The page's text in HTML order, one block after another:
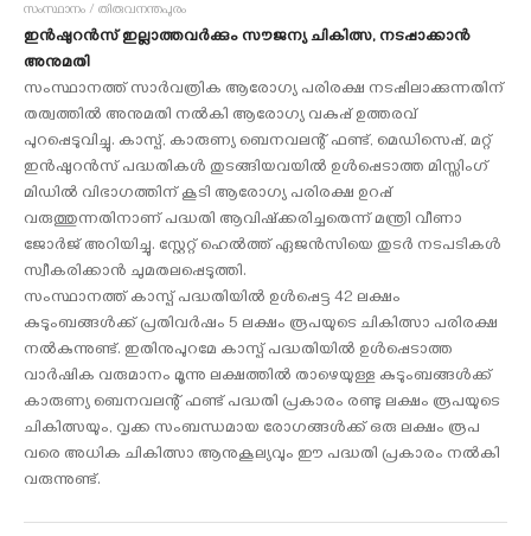
സംസ്ഥാനം / തിരുവനന്തപുരം
ഇന്‍ഷുറന്‍സ് ഇല്ലാത്തവര്‍ക്കും സൗജന്യ ചികിത്സ, നടപ്പാക്കാൻ
അനുമതി
സംസ്ഥാനത്ത് സാര്‍വത്രിക ആരോഗ്യ പരിരക്ഷ നടപ്പിലാക്കുന്നതിന്
തത്വത്തില്‍ അനുമതി നല്‍കി ആരോഗ്യ വകുപ്പ് ഉത്തരവ്
പുറപ്പെടുവിച്ചു. കാസ്പ്, കാരുണ്യ ബെനവലന്റ് ഫണ്ട്, മെഡിസെപ്പ്, മറ്റ്
ഇന്‍ഷുറന്‍സ് പദ്ധതികള്‍ തുടങ്ങിയവയില്‍ ഉള്‍പ്പെടാത്ത മിസ്സിംഗ്
മിഡില്‍ വിഭാഗത്തിന് കൂടി ആരോഗ്യ പരിരക്ഷ ഉറപ്പ്
വരുത്തുന്നതിനാണ് പദ്ധതി ആവിഷ്‌ക്കരിച്ചതെന്ന് മന്ത്രി വീണാ
ജോര്‍ജ് അറിയിച്ചു. സ്റ്റേറ്റ് ഹെല്‍ത്ത് ഏജന്‍സിയെ തുടര്‍ നടപടികള്‍
സ്വീകരിക്കാന്‍ ചുമതലപ്പെടുത്തി.
സംസ്ഥാനത്ത് കാസ്പ് പദ്ധതിയില്‍ ഉള്‍പ്പെട്ട 42 ലക്ഷം
കുടുംബങ്ങള്‍ക്ക് പ്രതിവര്‍ഷം 5 ലക്ഷം രൂപയുടെ ചികിത്സാ പരിരക്ഷ
നല്‍കുന്നുണ്ട്. ഇതിനുപുറമേ കാസ്പ് പദ്ധതിയില്‍ ഉള്‍പ്പെടാത്ത
വാര്‍ഷിക വരുമാനം മൂന്നു ലക്ഷത്തില്‍ താഴെയുള്ള കുടുംബങ്ങള്‍ക്ക്
കാരുണ്യ ബെനവലന്റ് ഫണ്ട് പദ്ധതി പ്രകാരം രണ്ടു ലക്ഷം രൂപയുടെ
ചികിത്സയും, വൃക്ക സംബന്ധമായ രോഗങ്ങള്‍ക്ക് ഒരു ലക്ഷം രൂപ
വരെ അധിക ചികിത്സാ ആനുകൂല്യവും ഈ പദ്ധതി പ്രകാരം നല്‍കി
വരുന്നുണ്ട്.